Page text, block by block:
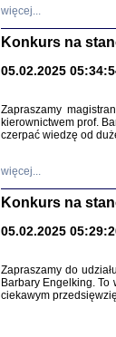
więcej...
Konkurs na
05.02.2025
Zapraszamy
kierownictwem prof.
czerpać wiedzę od
więcej...
Konkurs na
05.02.2025
Zapraszamy do
Barbary Engelking. To
ciekawym